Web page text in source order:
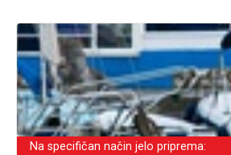
Na specifičan način jelo priprema: